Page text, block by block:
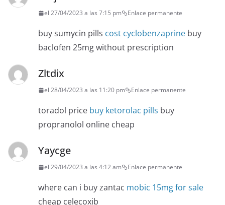
el 27/04/2023 a las 7:15 pm Enlace permanente
buy sumycin pills cost cyclobenzaprine buy
baclofen 25mg without prescription
Zltdix
el 28/04/2023 a las 11:20 pm Enlace permanente
toradol price buy ketorolac pills buy
propranolol online cheap
Yaycge
el 29/04/2023 a las 4:12 am Enlace permanente
where can i buy zantac mobic 15mg for sale
cheap celecoxib